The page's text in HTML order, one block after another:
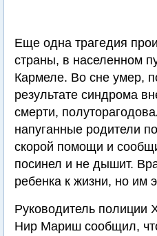
Еще одна трагедия
страны, в населенном
Кармеле. Во сне умер,
результате синдрома
смерти,
напуганные родители
скорой помощи и
посинел и не дышит.
ребенка к жизни, но им
Руководитель полиции
Нир Мариш сообщил,